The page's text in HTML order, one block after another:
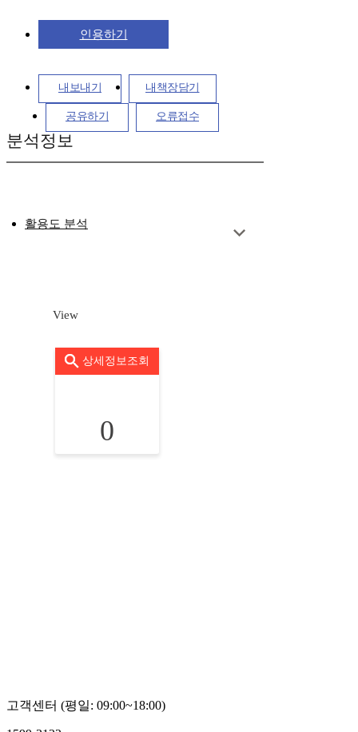
인용하기
내보내기 내책장담기
공유하기 오류접수
분석정보
활용도 분석
View
상세정보조회
0
고객센터 (평일: 09:00~18:00)